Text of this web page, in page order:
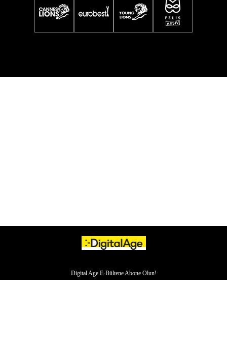
Digital Age E-Bültene Abone Olun!